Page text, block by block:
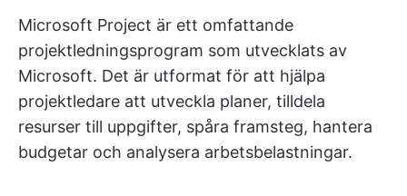
Microsoft Project är ett omfattande
projektledningsprogram som utvecklats av
Microsoft. Det är utformat för att hjälpa
projektledare att utveckla planer, tilldela
resurser till uppgifter, spåra framsteg, hantera
budgetar och analysera arbetsbelastningar.